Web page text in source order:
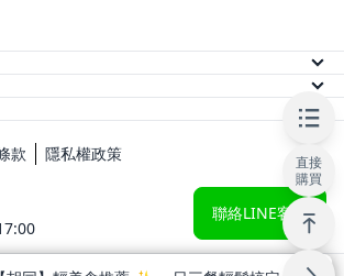
直接
購買
款 隱私權政策
聯絡LINE客服